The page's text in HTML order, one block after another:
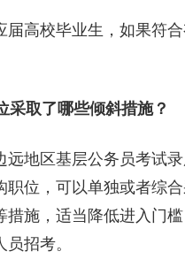
校毕业生，如果符合
采取了哪些倾斜措施？
区基层公务员考试录
职位，可以单独或者综
措施，适当降低进入门
招考。